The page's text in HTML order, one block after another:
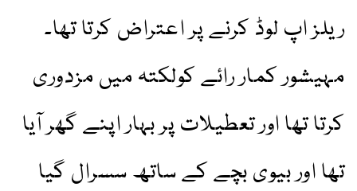
ریلز اپ لوڈ کرنے پر اعتراض کرتا تھا۔
مہیشور کمار رائے کولکتہ میں مزدوری
کرتا تھا اور تعطیلات پر بہار اپنے گھر آیا
تھا اور بیوی بچے کے ساتھ سسرال گیا